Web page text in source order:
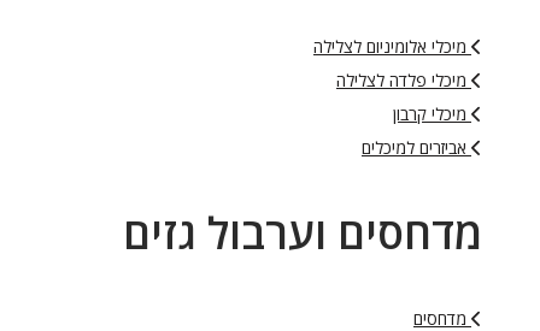
מיכלי אלומיניום לצלילה
מיכלי פלדה לצלילה
מיכלי קרבון
אביזרים למיכלים
מדחסים וערבול גזים
מדחסים